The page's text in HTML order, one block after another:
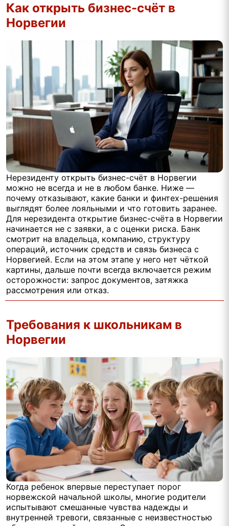
Как открыть бизнес-счёт в
Норвегии
Нерезиденту открыть бизнес-счёт в Норвегии
можно не всегда и не в любом банке. Ниже —
почему отказывают, какие банки и финтех-решения
выглядят более лояльными и что готовить заранее.
Для нерезидента открытие бизнес-счёта в Норвегии
начинается не с заявки, а с оценки риска. Банк
смотрит на владельца, компанию, структуру
операций, источник средств и связь бизнеса с
Норвегией. Если на этом этапе у него нет чёткой
картины, дальше почти всегда включается режим
осторожности: запрос документов, затяжка
рассмотрения или отказ.
Требования к школьникам в
Норвегии
Когда ребенок впервые переступает порог
норвежской начальной школы, многие родители
испытывают смешанные чувства надежды и
внутренней тревоги, связанные с неизвестностью